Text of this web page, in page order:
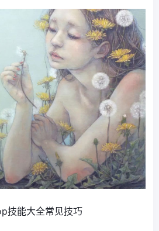
技能大全常见技巧